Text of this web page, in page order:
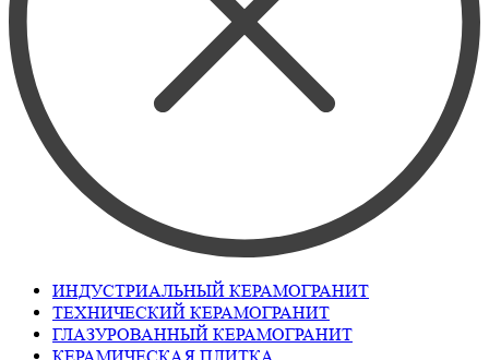
ИНДУСТРИАЛЬНЫЙ КЕРАМОГРАНИТ
ТЕХНИЧЕСКИЙ КЕРАМОГРАНИТ
ГЛАЗУРОВАННЫЙ КЕРАМОГРАНИТ